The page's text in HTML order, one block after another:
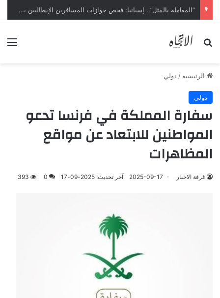
“المعاملة بالمثل”.. إسبانيا: فحص جوازات المسافرين الإيطاليين يبدأ ليل السبت
بحث عن
الرئيسية / دولي
دولي
سفارة المملكة في فرنسا تدعو
المواطنين للابتعاد عن مواقع
المظاهرات
غرفة الاخبار 2025-09-17 آخر تحديث: 2025-09-17 0
393